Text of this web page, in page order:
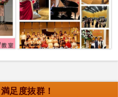
足度抜群！